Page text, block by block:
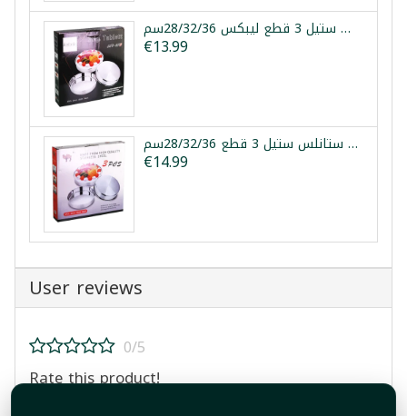
طقم صواني فرن ستانلس ستيل 3 قطع ليبكس 28/32/36سم
€13.99
طقم صواني فرن ستانلس ستيل 3 قطع 28/32/36سم
€14.99
User reviews
0/5
Rate this product!